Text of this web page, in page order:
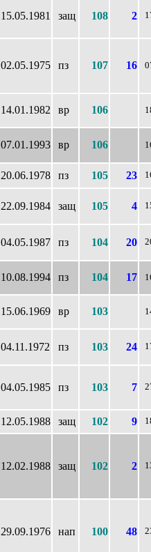
15.05.1981 защ 108 2
02.05.1975 пз 107 16
14.01.1982 вр 106
07.01.1993 вр 106
20.06.1978 пз 105 23
22.09.1984 защ 105 4
04.05.1987 пз 104 20
10.08.1994 пз 104 17
15.06.1969 вр 103
04.11.1972 пз 103 24
04.05.1985 пз 103 7
12.05.1988 защ 102 9
12.02.1988 защ 102 2
29.09.1976 нап 100 48